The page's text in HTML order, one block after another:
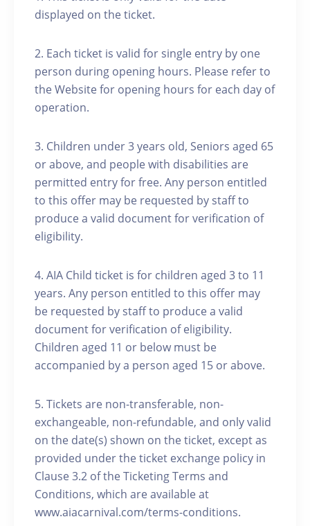
displayed on the ticket.
2. Each ticket is valid for single entry by one
person during opening hours. Please refer to
the Website for opening hours for each day of
operation.
3. Children under 3 years old, Seniors aged 65
or above, and people with disabilities are
permitted entry for free. Any person entitled
to this offer may be requested by staff to
produce a valid document for verification of
eligibility.
4. AIA Child ticket is for children aged 3 to 11
years. Any person entitled to this offer may
be requested by staff to produce a valid
document for verification of eligibility.
Children aged 11 or below must be
accompanied by a person aged 15 or above.
5. Tickets are non-transferable, non-
exchangeable, non-refundable, and only valid
on the date(s) shown on the ticket, except as
provided under the ticket exchange policy in
Clause 3.2 of the Ticketing Terms and
Conditions, which are available at
www.aiacarnival.com/terms-conditions.